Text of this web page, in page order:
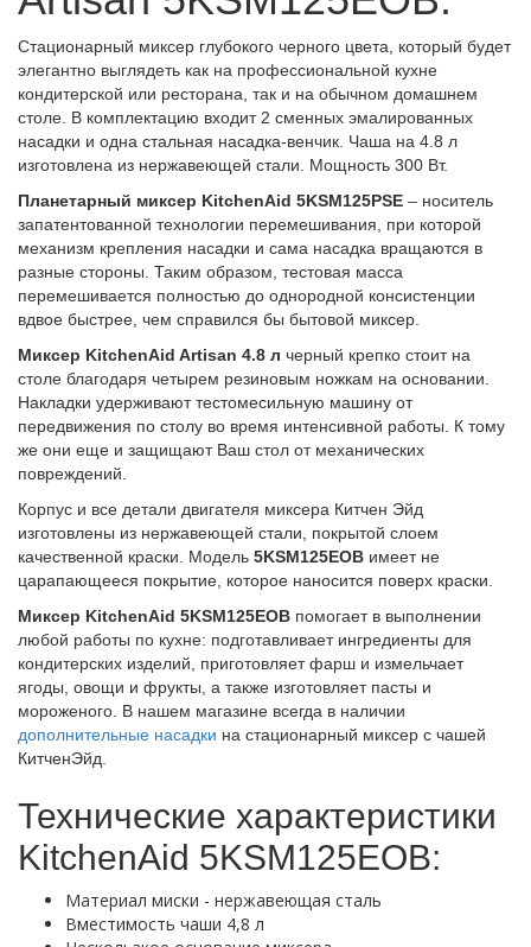
Стационарный миксер глубокого черного цвета, который будет
элегантно выглядеть как на профессиональной кухне
кондитерской или ресторана, так и на обычном домашнем
столе. В комплектацию входит 2 сменных эмалированных
насадки и одна стальная насадка-венчик. Чаша на 4.8 л
изготовлена из нержавеющей стали. Мощность 300 Вт.
Планетарный миксер KitchenAid 5KSM125PSE – носитель
запатентованной технологии перемешивания, при которой
механизм крепления насадки и сама насадка вращаются в
разные стороны. Таким образом, тестовая масса
перемешивается полностью до однородной консистенции
вдвое быстрее, чем справился бы бытовой миксер.
Миксер KitchenAid Artisan 4.8 л черный крепко стоит на
столе благодаря четырем резиновым ножкам на основании.
Накладки удерживают тестомесильную машину от
передвижения по столу во время интенсивной работы. К тому
же они еще и защищают Ваш стол от механических
повреждений.
Корпус и все детали двигателя миксера Китчен Эйд
изготовлены из нержавеющей стали, покрытой слоем
качественной краски. Модель 5KSM125EOB имеет не
царапающееся покрытие, которое наносится поверх краски.
Миксер KitchenAid 5KSM125EOB помогает в выполнении
любой работы по кухне: подготавливает ингредиенты для
кондитерских изделий, приготовляет фарш и измельчает
ягоды, овощи и фрукты, а также изготовляет пасты и
мороженого. В нашем магазине всегда в наличии
дополнительные насадки на стационарный миксер с чашей
КитченЭйд.
Технические характеристики
KitchenAid 5KSM125EOB:
Материал миски - нержавеющая сталь
Вместимость чаши 4,8 л